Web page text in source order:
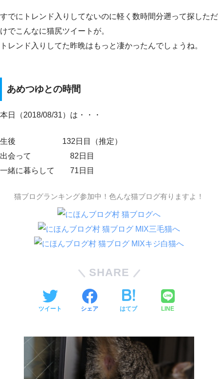
すでにトレンド入りしてないのに軽く数時間分遡って探しただ
けでこんなに猫尻ツイートが。
トレンド入りしてた昨晩はもっと凄かったんでしょうね。
あめつゆとの時間
本日（2018/08/31）は・・・
生後 132日目（推定）
出会って 82日目
一緒に暮らして 71日目
猫ブログランキング参加中！色んな猫ブログ有りますよ！
SHARE
ツイート シェア はてブ LINE